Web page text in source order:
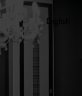
English